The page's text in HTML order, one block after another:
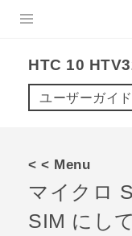
VIVE
VIVERSE
アプリ
サポート
HTC 10
ユーザーガイ
< < Menu
マイクロ
SIM にし